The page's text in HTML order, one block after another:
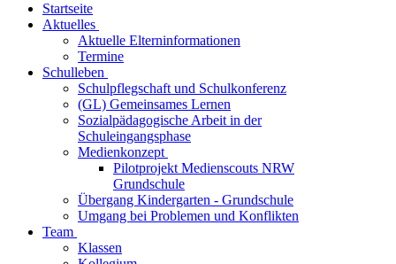
Startseite
Aktuelles
Aktuelle Elterninformationen
Termine
Schulleben
Schulpflegschaft und Schulkonferenz
(GL) Gemeinsames Lernen
Sozialpädagogische Arbeit in der
Schuleingangsphase
Medienkonzept
Pilotprojekt Medienscouts NRW
Grundschule
Übergang Kindergarten - Grundschule
Umgang bei Problemen und Konflikten
Team
Klassen